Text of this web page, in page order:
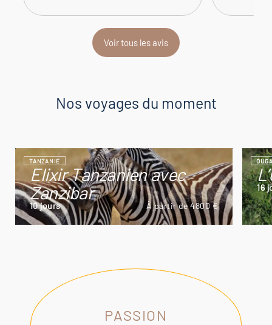
Christiane
Voir tous les avis
Nos voyages du moment
TANZANIE
Elixir Tanzanien avec
Zanzibar
10 jours À partir de 4800 €
16
PASSION